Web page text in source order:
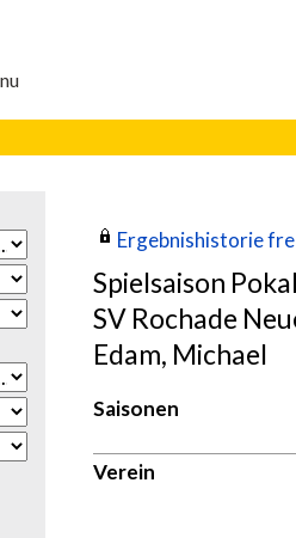
Ergebnishistorie
Spielsaison
SV Rochade
Edam, Michael
Saisonen
Verein